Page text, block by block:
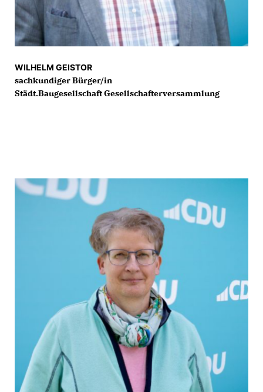
WILHELM GEISTOR
sachkundiger Bürger/in
Städt.Baugesellschaft Gesellschafterversammlung